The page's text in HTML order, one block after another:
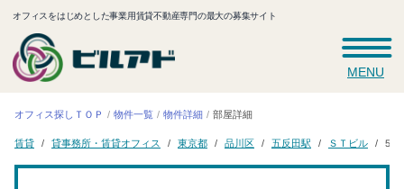
オフィスをはじめとした事業用賃貸不動産専門の最大の募集サイト
MENU
オフィス探しＴＯＰ 物件一覧 物件詳細 部屋詳細
賃貸 貸事務所・賃貸オフィス 東京都 品川区 五反田駅 ＳＴビル 5階